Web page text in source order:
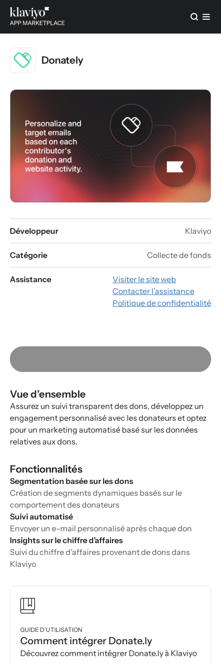
Donately
Développeur Klaviyo
Catégorie Collecte de fonds
Assistance
Visiter le site web
Contacter l’assistance
Politique de confidentialité
Vue d’ensemble
Assurez un suivi transparent des dons, développez un
engagement personnalisé avec les donateurs et optez
pour un marketing automatisé basé sur les données
relatives aux dons.
Fonctionnalités
Segmentation basée sur les dons
Création de segments dynamiques basés sur le
comportement des donateurs
Suivi automatisé
Envoyer un e-mail personnalisé après chaque don
Insights sur le chiffre d’affaires
Suivi du chiffre d’affaires provenant de dons dans
Klaviyo
GUIDE D’UTILISATION
Comment intégrer Donate.ly
Découvrez comment intégrer Donate.ly à Klaviyo